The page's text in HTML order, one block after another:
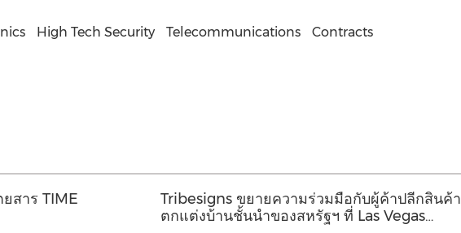
High Tech Security Telecommunications Contracts
สาร TIME
Tribesigns ขยายความร่วมมือกับผู้ค้าปลีกสินค้า
ตกแต่งบ้านชั้นนำของสหรัฐฯ ที่ Las Vegas